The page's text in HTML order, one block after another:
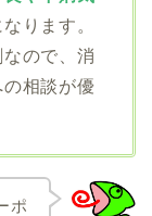
ります。
ので、消
相談が優
ポ